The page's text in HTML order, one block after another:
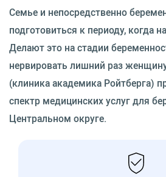
Семье и непосредственно
подготовиться к периоду, когда
Делают это на стадии
нервировать лишний раз
(клиника академика Ройтберга)
спектр медицинских услуг для
Центральном округе.